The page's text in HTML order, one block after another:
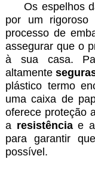
Os espelhos
por um rigoroso
processo de
assegurar que o
à sua casa.
altamente
plástico termo
uma caixa de
oferece proteção
a resistênciae a
para garantir
possível.